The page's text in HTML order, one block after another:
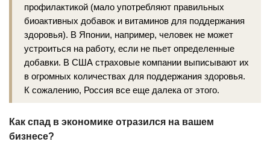
профилактикой (мало употребляют правильных
биоактивных добавок и витаминов для поддержания
здоровья). В Японии, например, человек не может
устроиться на работу, если не пьет определенные
добавки. В США страховые компании выписывают их
в огромных количествах для поддержания здоровья.
К сожалению, Россия все еще далека от этого.
Как спад в экономике отразился на вашем
бизнесе?